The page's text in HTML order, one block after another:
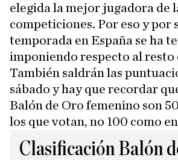
elegida la mejor jugadora de
competiciones. Por eso y por
temporada en España se ha
imponiendo respecto al resto
También saldrán las
sábado y hay que recordar
Balón de Oro femenino son
los que votan, no 100 como
Clasificación Balón